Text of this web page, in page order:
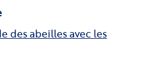
des abeilles avec les